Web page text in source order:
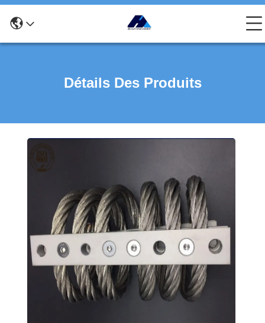
Détails Des Produits